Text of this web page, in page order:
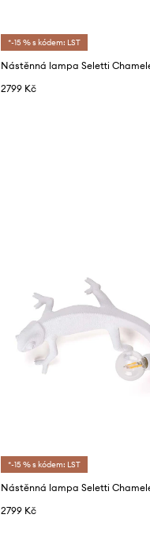
*-15 % s kódem: LST
2799 Kč
*-15 % s kódem: LST
2799 Kč